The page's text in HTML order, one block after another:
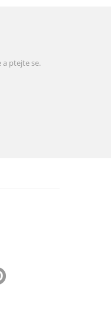
ptejte se.